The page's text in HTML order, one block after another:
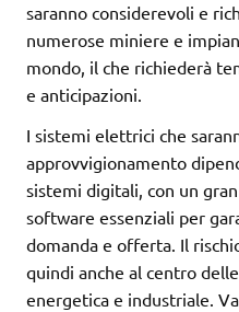
saranno considerevoli e
numerose miniere e
mondo, il che richiederà
e anticipazioni.
I sistemi elettrici che
approvvigionamento
sistemi digitali, con un
software essenziali per
domanda e offerta. Il
quindi anche al centro
energetica e industriale.